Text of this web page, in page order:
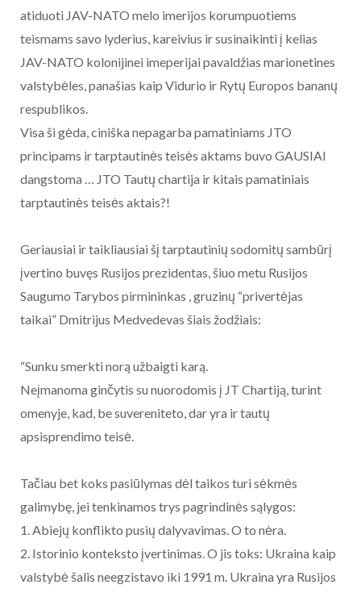
atiduoti JAV-NATO melo imerijos korumpuotiems
teismams savo lyderius, kareivius ir susinaikinti į kelias
JAV-NATO kolonijinei imeperijai pavaldžias marionetines
valstybėles, panašias kaip Vidurio ir Rytų Europos bananų
respublikos.
Visa ši gėda, ciniška nepagarba pamatiniams JTO
principams ir tarptautinės teisės aktams buvo GAUSIAI
dangstoma … JTO Tautų chartija ir kitais pamatiniais
tarptautinės teisės aktais?!
Geriausiai ir taikliausiai šį tarptautinių sodomitų sambūrį
įvertino buvęs Rusijos prezidentas, šiuo metu Rusijos
Saugumo Tarybos pirmininkas , gruzinų “privertėjas
taikai” Dmitrijus Medvedevas šiais žodžiais:
“Sunku smerkti norą užbaigti karą.
Neįmanoma ginčytis su nuorodomis į JT Chartiją, turint
omenyje, kad, be suvereniteto, dar yra ir tautų
apsisprendimo teisė.
Tačiau bet koks pasiūlymas dėl taikos turi sėkmės
galimybę, jei tenkinamos trys pagrindinės sąlygos:
1. Abiejų konflikto pusių dalyvavimas. O to nėra.
2. Istorinio konteksto įvertinimas. O jis toks: Ukraina kaip
valstybė šalis neegzistavo iki 1991 m. Ukraina yra Rusijos